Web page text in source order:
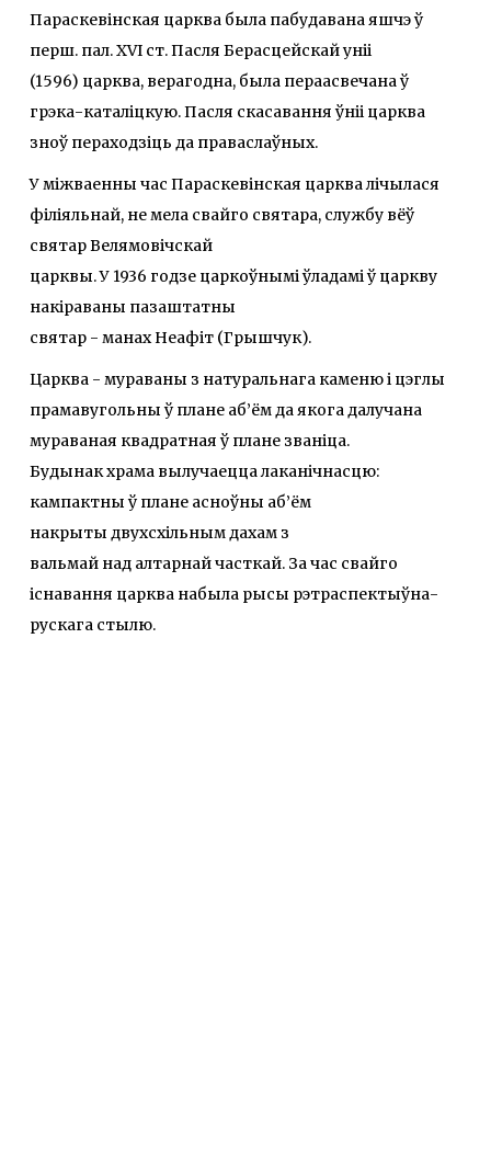
Параскевінская царква была пабудавана яшчэ ў
перш. пал. XVI ст. Пасля Берасцейскай уніі
(1596) царква, верагодна, была пераасвечана ў
грэка-каталіцкую. Пасля скасавання ўніі царква
зноў пераходзіць да праваслаўных.
У міжваенны час Параскевінская царква лічылася
філіяльнай, не мела свайго святара, службу вёў
святар Велямовічскай
царквы. У 1936 годзе царкоўнымі ўладамі ў царкву
накіраваны пазаштатны
святар - манах Неафіт (Грышчук).
Царква - мураваны з натуральнага каменю і цэглы
прамавугольны ў плане аб’ём да якога далучана
мураваная квадратная ў плане званіца.
Будынак храма вылучаецца лаканічнасцю:
кампактны ў плане асноўны аб’ём
накрыты двухсхільным дахам з
вальмай над алтарнай часткай. За час свайго
існавання царква набыла рысы рэтраспектыўна-
рускага стылю.